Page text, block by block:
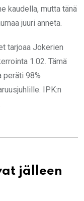
kaudella, mutta tänä
juuri anneta.
tarjoaa Jokerien
1.02. Tämä
peräti 98%
IPK:n
jälleen